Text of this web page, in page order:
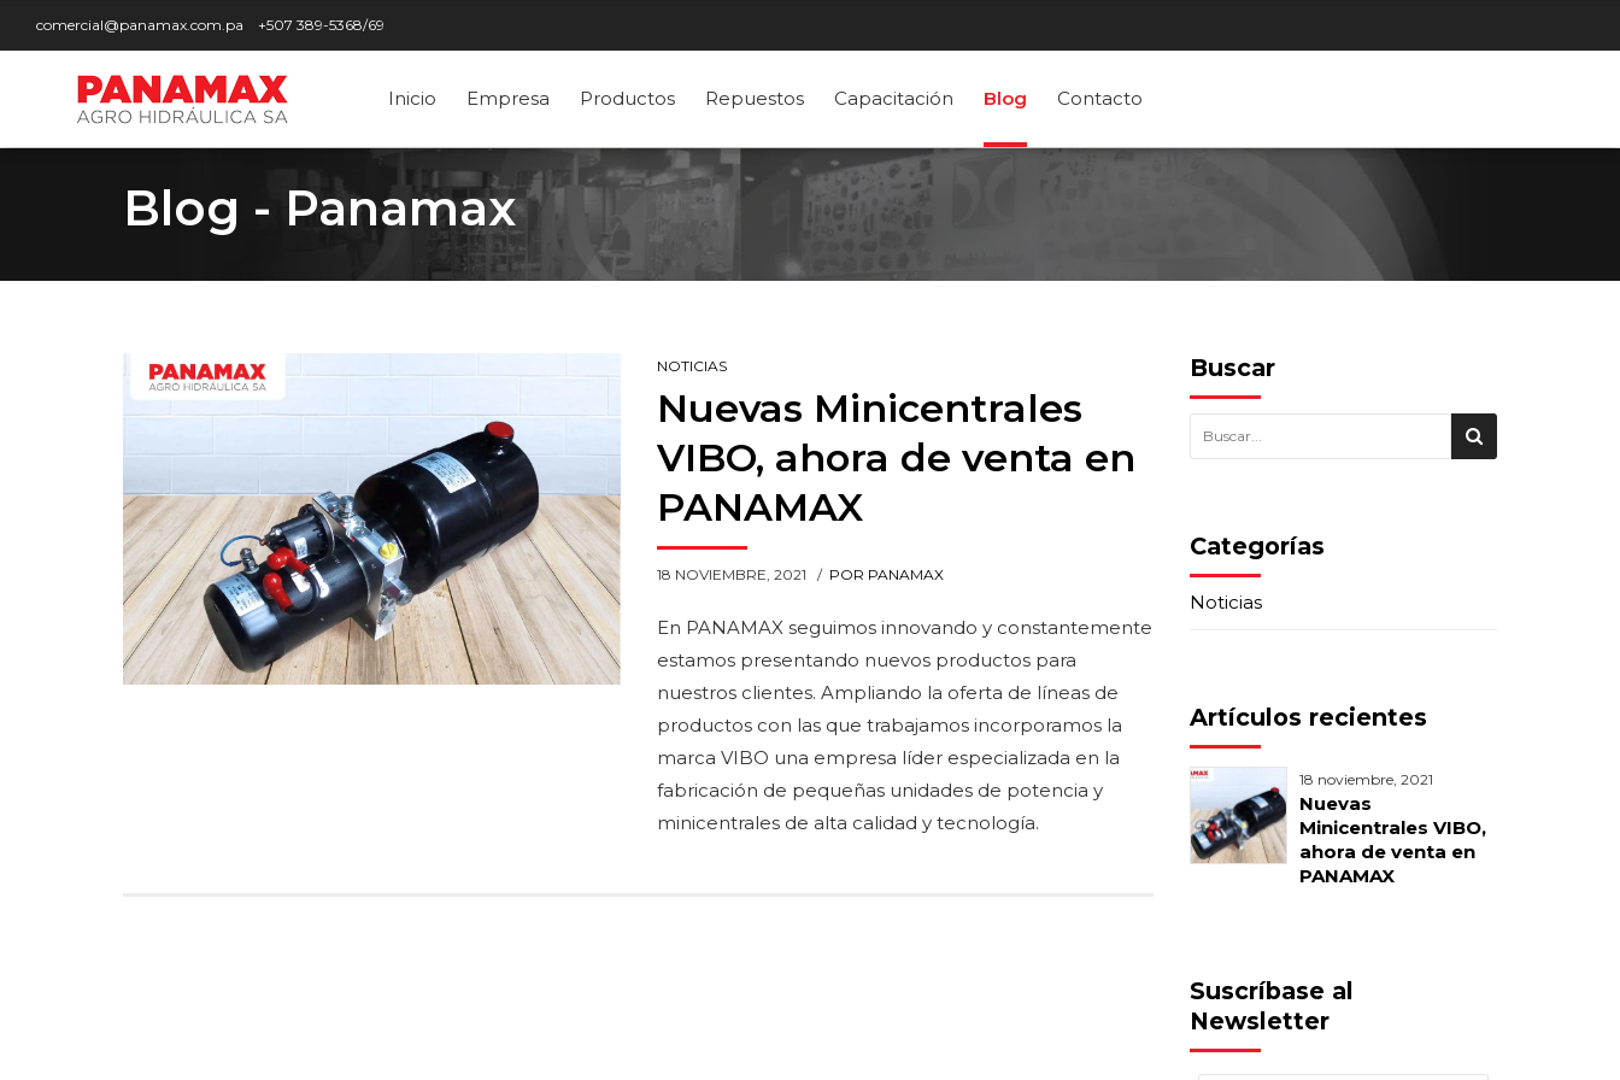
comercial@panamax.com.pa +507 389-5368/69
Inicio Empresa Productos Repuestos Capacitación Blog Contacto
Blog - Panamax
NOTICIAS
Nuevas Minicentrales
VIBO, ahora de venta en
PANAMAX
18 NOVIEMBRE, 2021 POR PANAMAX
En PANAMAX seguimos innovando y constantemente
estamos presentando nuevos productos para
nuestros clientes. Ampliando la oferta de líneas de
productos con las que trabajamos incorporamos la
marca VIBO una empresa líder especializada en la
fabricación de pequeñas unidades de potencia y
minicentrales de alta calidad y tecnología.
Buscar
Categorías
Noticias
Artículos recientes
18 noviembre, 2021
Nuevas
Minicentrales VIBO,
ahora de venta en
PANAMAX
Suscríbase al
Newsletter